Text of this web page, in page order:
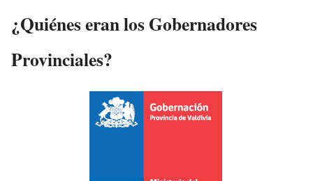
¿Quiénes eran los Gobernadores
Provinciales?